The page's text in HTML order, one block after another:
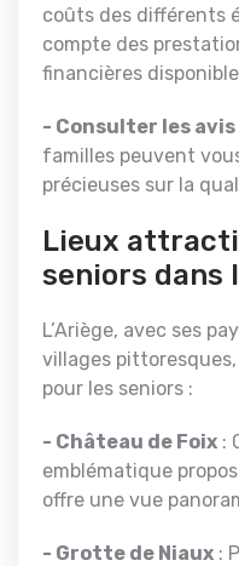
coûts des différents
compte des
financières
- Consulter les avis
familles peuvent
précieuses sur la
Lieux
seniors dans
L’Ariège, avec ses
villages
pour les seniors :
- Château de Foix :
emblématique
offre une vue
- Grotte de Niaux :